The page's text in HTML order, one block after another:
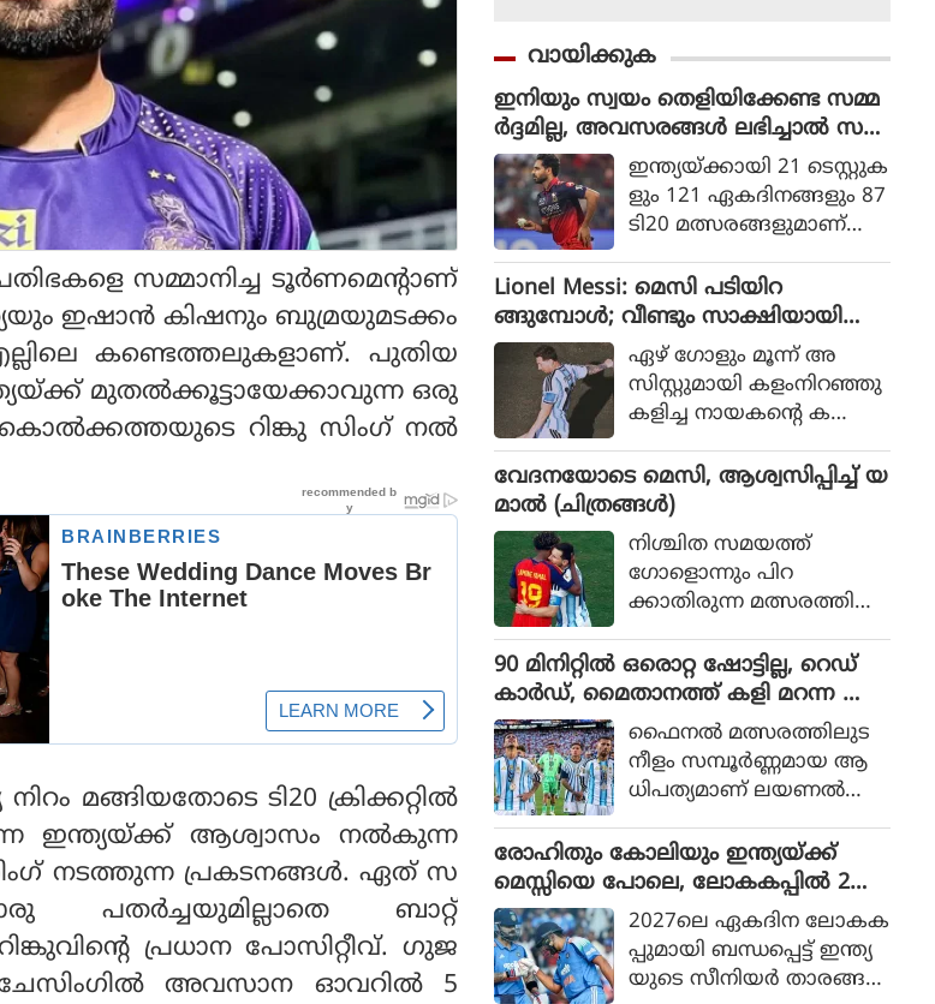
സമ്മാനിച്ച ടൂർണമെൻ്റാണ്
ഇഷാൻ കിഷനും ബുമ്രയുമടക്കം
കണ്ടെത്തലുകളാണ്. പുതിയ
മുതൽക്കൂട്ടായേക്കാവുന്ന ഒരു
റിങ്കു സിംഗ് നൽ
മങ്ങിയതോടെ ടി20 ക്രിക്കറ്റിൽ
ഇന്ത്യയ്ക്ക് ആശ്വാസം നൽകുന്ന
നടത്തുന്ന പ്രകടനങ്ങൾ. ഏത് സ
പതർച്ചയുമില്ലാതെ ബാറ്റ്
പ്രധാന പോസിറ്റീവ്. ഗുജ
ചേസിംഗിൽ അവസാന ഓവറിൽ 5
വായിക്കുക
ഇനിയും സ്വയം തെളിയിക്കേണ്ട സമ്മ
ർദ്ദമില്ല, അവസരങ്ങൾ ലഭിച്ചാൽ സ
ന്തോഷം അത്രമാത്രം : ഭുവനേശ്വർ
കുമാർ
ഇന്ത്യയ്ക്കായി 21 ടെസ്റ്റുക
ളും 121 ഏകദിനങ്ങളും 87
ടി20 മത്സരങ്ങളുമാണ്
ളിച്ചിട്ടുള്ളത്.
Lionel Messi: മെസി പടിയിറ
ങ്ങുമ്പോൾ; വീണ്ടും സാക്ഷിയായി
മെറ്റ്‌ലൈഫ് ഏഴ് ഗോളും മൂന്ന് അ
സിസ്റ്റുമായി കളംനിറഞ്ഞു
കളിച്ച നായകന്റെ ക
36 വർഷങ്ങൾക്കു ശേഷം
വിശ്വകിരീടം
വേദനയോടെ മെസി, ആശ്വസിപ്പിച്ച് യ
മാൽ (ചിത്രങ്ങൾ)
നിശ്ചിത സമയത്ത്
ഗോളൊന്നും പിറ
ക്കാതിരുന്ന മത്സരത്തിൽ
സ്‌പെയിൻ ഗോൾ നേടിയ
ത്
90 മിനിറ്റിൽ ഒരൊറ്റ ഷോട്ടില്ല, റെഡ്
കാർഡ്, മൈതാനത്ത് കളി മറന്ന അർ
ജൻ്റീന, സ്പെയിനിന് മാത്രം അർഹത
പ്പെട്ട കിരീടം
ഫൈനല്‍ മത്സരത്തിലുട
നീളം സമ്പൂര്‍ണ്ണമായ ആ
ധിപത്യമാണ് ലയണല്‍
യുടെ മുകളില്‍ സ്‌പെയിന്‍
ചെലുത്തിയത്.
രോഹിതും കോലിയും ഇന്ത്യയ്ക്ക്
മെസ്സിയെ പോലെ, ലോകകപ്പിൽ 2
പേരും കളിക്കണമെന്ന് മുഹമ്മദ്
കൈഫ്
2027ലെ ഏകദിന ലോകക
പ്പുമായി ബന്ധപ്പെട്ട് ഇന്ത്യ
യുടെ സീനിയര്‍ താരങ്ങ